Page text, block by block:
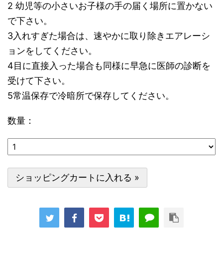
2 幼児等の小さいお子様の手の届く場所に置かない
で下さい。
3入れすぎた場合は、速やかに取り除きエアレーシ
ョンをしてください。
4目に直接入った場合も同様に早急に医師の診断を
受けて下さい。
5常温保存で冷暗所で保存してください。
数量：